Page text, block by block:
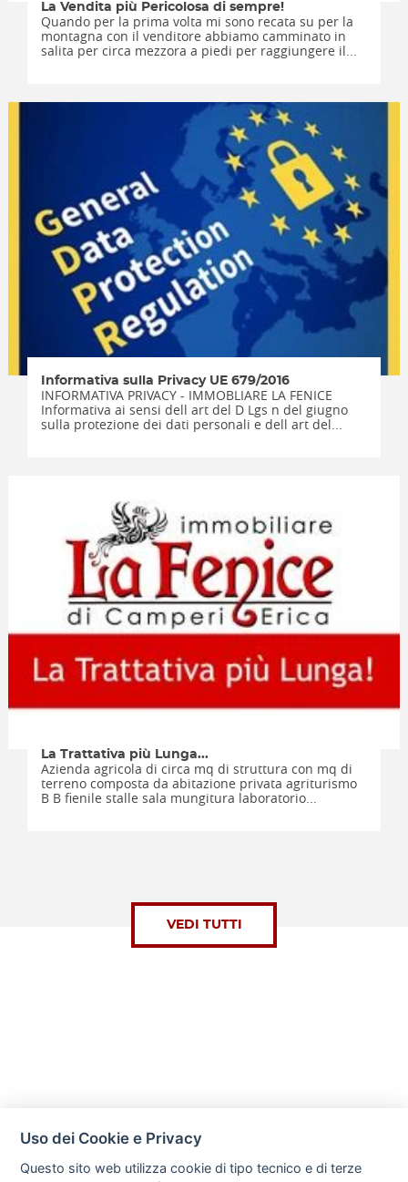
La Vendita più Pericolosa di sempre!
Quando per la prima volta mi sono recata su per la
montagna con il venditore abbiamo camminato in
salita per circa mezzora a piedi per raggiungere il...
Informativa sulla Privacy UE 679/2016
INFORMATIVA PRIVACY - IMMOBLIARE LA FENICE
Informativa ai sensi dell art del D Lgs n del giugno
sulla protezione dei dati personali e dell art del...
La Trattativa più Lunga...
Azienda agricola di circa mq di struttura con mq di
terreno composta da abitazione privata agriturismo
B B fienile stalle sala mungitura laboratorio...
VEDI TUTTI
Uso dei Cookie e Privacy
Questo sito web utilizza cookie di tipo tecnico e di terze